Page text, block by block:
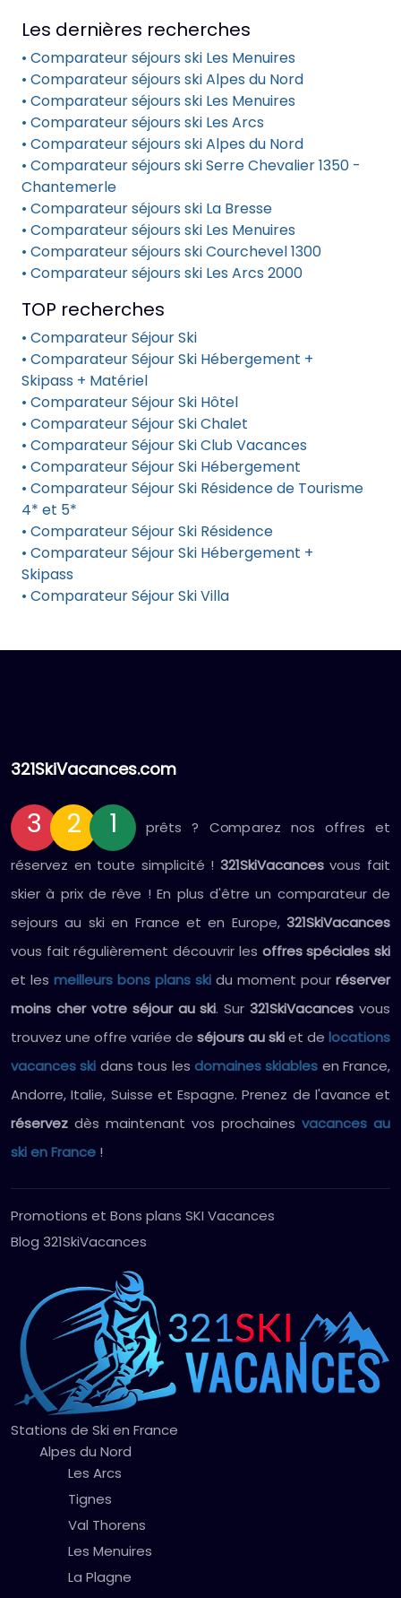
Les dernières recherches
• Comparateur séjours ski Les Menuires
• Comparateur séjours ski Alpes du Nord
• Comparateur séjours ski Les Menuires
• Comparateur séjours ski Les Arcs
• Comparateur séjours ski Alpes du Nord
• Comparateur séjours ski Serre Chevalier 1350 -
Chantemerle
• Comparateur séjours ski La Bresse
• Comparateur séjours ski Les Menuires
• Comparateur séjours ski Courchevel 1300
• Comparateur séjours ski Les Arcs 2000
TOP recherches
• Comparateur Séjour Ski
• Comparateur Séjour Ski Hébergement +
Skipass + Matériel
• Comparateur Séjour Ski Hôtel
• Comparateur Séjour Ski Chalet
• Comparateur Séjour Ski Club Vacances
• Comparateur Séjour Ski Hébergement
• Comparateur Séjour Ski Résidence de Tourisme
4* et 5*
• Comparateur Séjour Ski Résidence
• Comparateur Séjour Ski Hébergement +
Skipass
• Comparateur Séjour Ski Villa
321SkiVacances.com
3 2 1
prêts ? Comparez nos offres et
réservez en toute simplicité ! 321SkiVacancesvous fait
skier à prix de rêve ! En plus d'être un comparateur de
sejours au ski en France et en Europe, 321SkiVacances
vous fait régulièrement découvrir les offres spéciales ski
et les meilleurs bons plans ski du moment pour réserver
moins cher votre séjour au ski. Sur321SkiVacances vous
trouvez une offre variée de séjours au skiet de locations
vacances ski dans tous les domaines skiables en France,
Andorre, Italie, Suisse et Espagne. Prenez de l'avance et
réservez dès maintenant vos prochaines vacances au
ski en France !
Promotions et Bons plans SKI Vacances
Blog 321SkiVacances
Stations de Ski en France
Alpes du Nord
Les Arcs
Tignes
Val Thorens
Les Menuires
La Plagne